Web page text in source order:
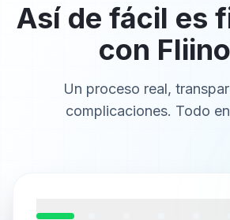
Así de fácil es
con
Un proceso real,
complicaciones. Todo